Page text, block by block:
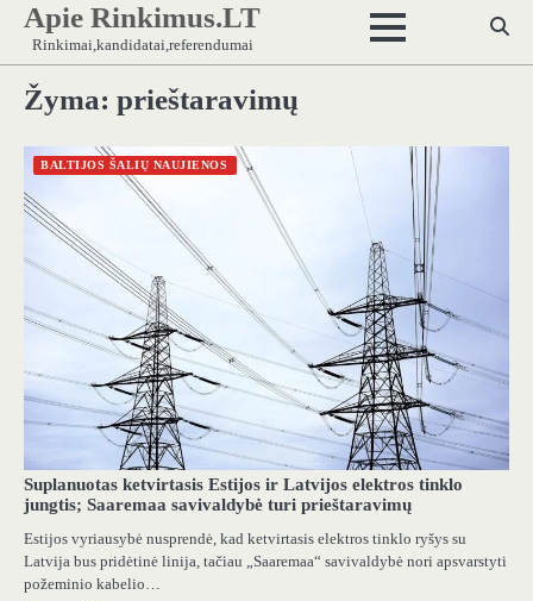
Skip
content
Apie Rinkimus.LT
Rinkimai,kandidatai,referendumai
Žyma: prieštaravimų
BALTIJOS ŠALIŲ NAUJIENOS
Suplanuotas ketvirtasis Estijos ir Latvijos elektros tinklo
jungtis; Saaremaa savivaldybė turi prieštaravimų
Estijos vyriausybė nusprendė, kad ketvirtasis elektros tinklo ryšys su
Latvija bus pridėtinė linija, tačiau „Saaremaa“ savivaldybė nori apsvarstyti
požeminio kabelio…